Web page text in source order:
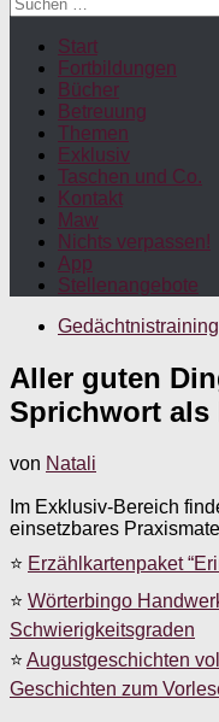
nach:
Start
Fortbildungen
Bücher
Betreuung
Themen
Exklusiv
Taschen und Co.
Kontakt
Maw
Nichts verpassen!
App
Stellenangebote
Gedächtnistraining
Aller guten
Sprichwort als
von Natali
Im Exklusiv-Bereich
einsetzbares
⭐ Erzählkartenpaket
⭐ Wörterbingo
Schwierigkeitsgraden
⭐ Augustgeschichten
Geschichten zum